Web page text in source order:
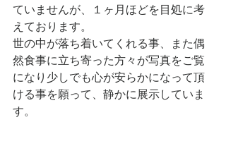
ていませんが、１ヶ月ほどを目処に考
えております。
世の中が落ち着いてくれる事、また偶
然食事に立ち寄った方々が写真をご覧
になり少しでも心が安らかになって頂
ける事を願って、静かに展示していま
す。